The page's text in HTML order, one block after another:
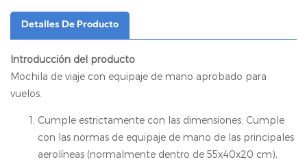
Detalles De Producto
Introducción del producto
Mochila de viaje con equipaje de mano aprobado para
vuelos.
Cumple estrictamente con las dimensiones: Cumple
con las normas de equipaje de mano de las principales
aerolíneas (normalmente dentro de 55x40x20 cm),